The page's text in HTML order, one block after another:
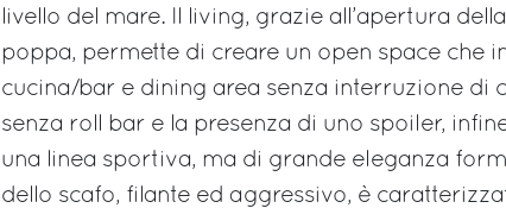
livello del mare. Il living, grazie all’apertura
poppa, permette di creare un open space che
cucina/bar e dining area senza interruzione di
senza roll bar e la presenza di uno spoiler,
una linea sportiva, ma di grande eleganza
dello scafo, filante ed aggressivo, è